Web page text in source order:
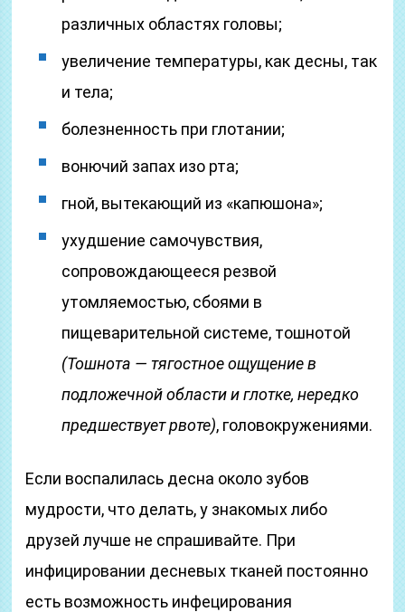
различных областях головы;
увеличение температуры, как десны, так
и тела;
болезненность при глотании;
вонючий запах изо рта;
гной, вытекающий из «капюшона»;
ухудшение самочувствия,
сопровождающееся резвой
утомляемостью, сбоями в
пищеварительной системе, тошнотой
(Тошнотa — тягостное ощущение в
подложечной области и глотке, нередко
предшествует рвоте), головокружениями.
Если воспалилась десна около зубов
мудрости, что делать, у знакомых либо
друзей лучше не спрашивайте. При
инфицировании десневых тканей постоянно
есть возможность инфецирования